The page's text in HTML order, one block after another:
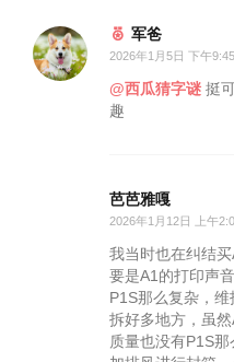
军爸
2026年1月5日 下午9:45
@西瓜猜字谜 挺
趣
芭芭雅嘎
2026年1月12日 上午
我当时也在纠结
要是A1的打印声
P1S那么复杂，
拆好多地方，虽
质量也没有P1S